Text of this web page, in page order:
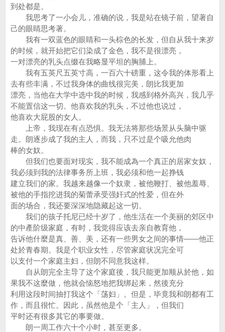
到处都是。
我思考了一小会儿，准确的说，我是站在镜子前，望著自
己的眼睛思考著。
我有一双蓝色的眼睛和一头棕色的长发，但自从我十来岁
的时候，就开始把它们染成了金色，我不是很漂亮，
一对漂亮的乳头点缀在我略显平坦的胸脯上。
我有五英尺五英寸高，一百六十磅重，这令我的体形看上
去有些丰满，不过我身体的曲线很完美，朗比我更加
漂亮，当他在大学中选中我的时候，我感到格外高兴，我几乎
不能置信这一切。他喜欢我的乳头，不过他也说过，
他喜欢大屁股的女人。
上帝，我现在有点恐惧。我无法将那些场景从头脑中驱
走。朗逐步成了我的主人，而我，只不过是个吸允他肉
棒的女奴。
但我们也要面对现实，我不能成為一个真正的居家女奴，
我必须到我的法律事务所上班，我必须和他一起挣钱
建立我们的家。我越来越像一个奴隶，被他鞭打、被他羞辱、
被他的手指挖进我的菊蕾承受强奸式的性爱，但在外
面的场合，我还要深深地隐藏起这一切。
我们的孩子托尼已经十岁了，他生活在一个美丽的郊区中
的中產阶级家庭，有时，我觉得应该去亲自教育他，
告诉他什麼是真、善、美，还有一些男女之间的事情——他正
处於青春期。我是个职业女性，尽管家庭状况完全可
以支付一个家庭主妇，但朗不同意我这样。
自从朗完全主导了这个家庭後，我只能更加顺从於他，如
果我不这麼做，他就会恼怒地把我绑起来，然後充分
利用这段时间抽打我这个「荡妇」。但是，毕竟我和朗都有工
作，而且很忙。因此，虽然他是个「主人」，但我们
平时还有很多其它的事要做。
朗一周工作六十个小时，甚至更多。